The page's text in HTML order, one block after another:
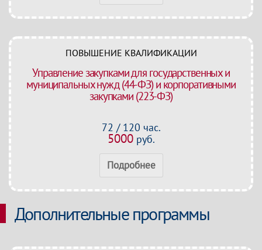
ПОВЫШЕНИЕ КВАЛИФИКАЦИИ
Управление закупками для государственных и
муниципальных нужд (44-ФЗ) и корпоративными
закупками (223-ФЗ)
72 / 120 час.
5000руб.
Подробнее
Дополнительные программы